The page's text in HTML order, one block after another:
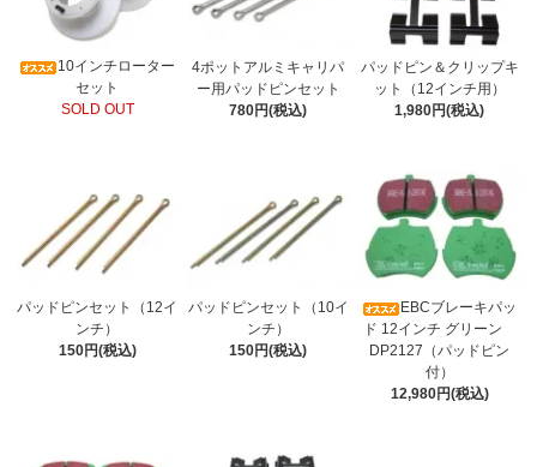
10インチローター
セット
SOLD OUT
4ポットアルミキャリパ
ー用パッドピンセット
780円(税込)
パッドピン＆クリップキ
ット（12インチ用）
1,980円(税込)
パッドピンセット（12イ
ンチ）
150円(税込)
パッドピンセット（10イ
ンチ）
150円(税込)
EBCブレーキパッ
ド 12インチ グリーン
DP2127（パッドピン
付）
12,980円(税込)